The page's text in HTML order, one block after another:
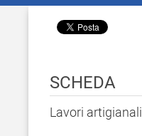
SCHEDA
Lavori artigianali